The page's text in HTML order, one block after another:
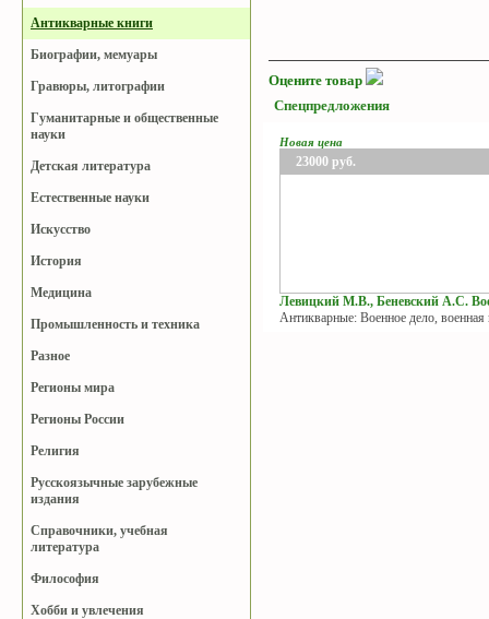
Антикварные книги
Биографии, мемуары
Гравюры, литографии
Гуманитарные и общественные
науки
Детская литература
Естественные науки
Искусство
История
Медицина
Промышленность и техника
Разное
Регионы мира
Регионы России
Религия
Русскоязычные зарубежные
издания
Справочники, учебная
литература
Философия
Хобби и увлечения
Оцените товар
Спецпредложения
Новая цена
23000 руб.
Левицкий М.В., Беневский А.С.
Антикварные: Военное дело, военная